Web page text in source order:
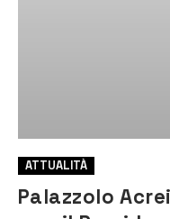
ATTUALITÀ
Palazzolo